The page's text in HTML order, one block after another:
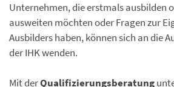
Unternehmen, die erstmals ausbilden
ausweiten möchten oder Fragen zur
Ausbilders haben, können sich an die
der IHK wenden.
Mit derQualifizierungsberatung